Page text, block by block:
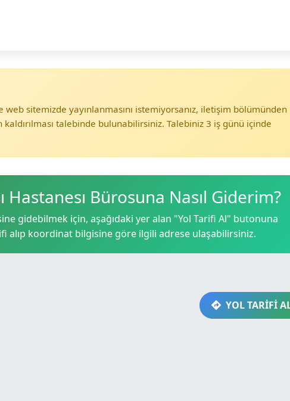
sitemizde yayınlanmasını istemiyorsanız, iletişim bölümünden
talebinde bulunabilirsiniz. Talebiniz 3 iş günü içinde
Hastanesı Bürosuna Nasıl Giderim?
gidebilmek için, aşağıdaki yer alan "Yol Tarifi Al" butonuna
alıp koordinat bilgisine göre ilgili adrese ulaşabilirsiniz.
YOL TARİFİ